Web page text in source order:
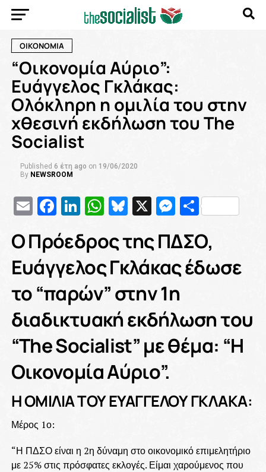
ΟΙΚΟΝΟΜΙΑ
“Oικονομία Αύριο”:
Ευάγγελος Γκλάκας:
Ολόκληρη η ομιλία του στην
χθεσινή εκδήλωση του Τhe
Socialist
Published 6 έτη ago on 19/06/2020
By NEWSROOM
EmailFacebook
LinkedIn
WhatsApp
Bluesky
X
Ο Πρόεδρος της ΠΔΣΟ,
Ευάγγελος Γκλάκας έδωσε
το “παρών” στην 1η
διαδικτυακή εκδήλωση του
“The Socialist” με θέμα: “Η
Οικονομία Αύριο”.
Η ΟΜΙΛΙΑ ΤΟΥ ΕΥΑΓΓΕΛΟΥ ΓΚΛΑΚΑ:
Μέρος 1ο:
“Η ΠΔΣΟ είναι η 2η δύναμη στο οικονομικό επιμελητήριο
με 25% στις πρόσφατες εκλογές. Είμαι χαρούμενος που